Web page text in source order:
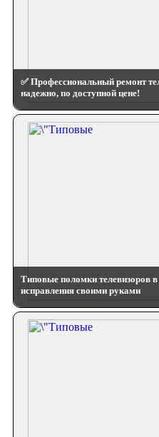
✅ Профессиональный ремонт
надежно, по доступной цене!
Типовые поломки телевизоров
исправления своими руками